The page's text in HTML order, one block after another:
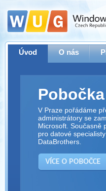
Úvod O nás
V Praze pořádáme
administrátory se
Microsoft. Současně
pro datové
DataBrothers.
VÍCE O POBOČCE